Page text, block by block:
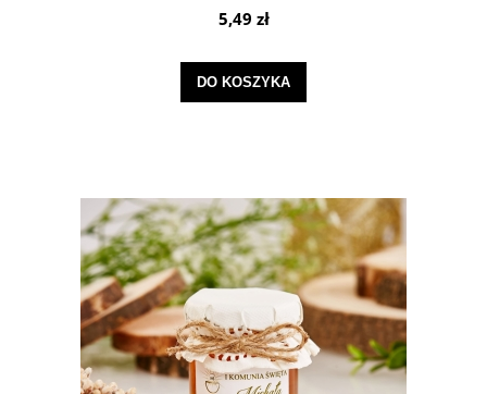
5,49 zł
DO KOSZYKA